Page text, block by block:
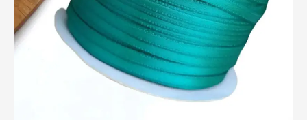
METRO
quantidade